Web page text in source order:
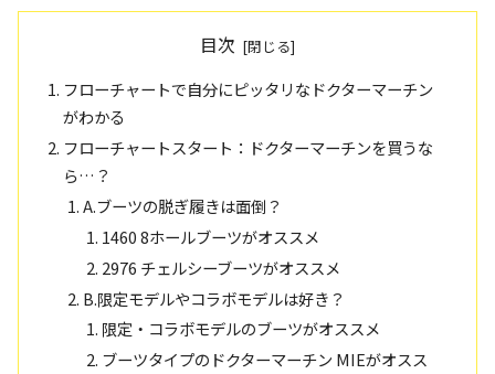
目次
フローチャートで自分にピッタリなドクターマーチン
がわかる
フローチャートスタート：ドクターマーチンを買うな
ら…？
A.ブーツの脱ぎ履きは面倒？
1460 8ホールブーツがオススメ
2976 チェルシーブーツがオススメ
B.限定モデルやコラボモデルは好き？
限定・コラボモデルのブーツがオススメ
ブーツタイプのドクターマーチン MIEがオスス